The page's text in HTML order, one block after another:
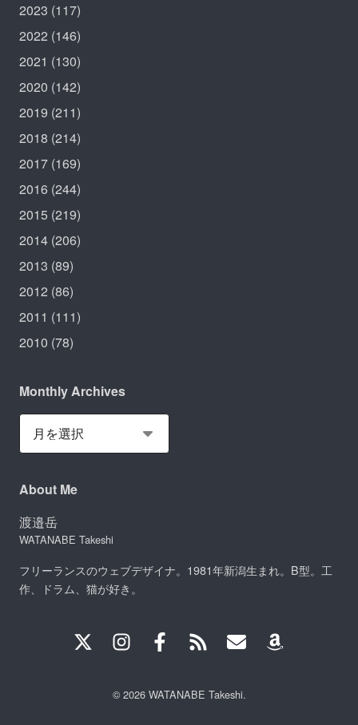
2023 (117)
2022 (146)
2021 (130)
2020 (142)
2019 (211)
2018 (214)
2017 (169)
2016 (244)
2015 (219)
2014 (206)
2013 (89)
2012 (86)
2011 (111)
2010 (78)
Monthly Archives
About Me
渡邉岳
WATANABE Takeshi
フリーランスのウェブデザイナ。1981年新潟生まれ。B型。工
作、ドラム、猫が好き。
© 2026 WATANABE Takeshi.